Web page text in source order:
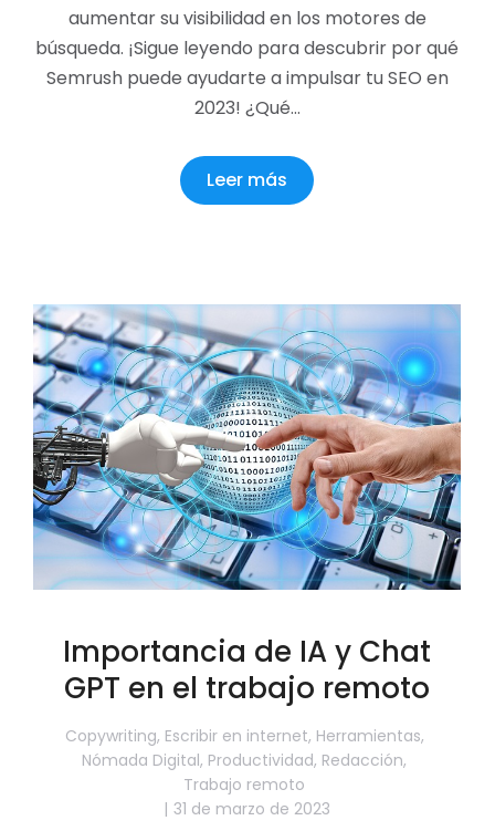
aumentar su visibilidad en los motores de
búsqueda. ¡Sigue leyendo para descubrir por qué
Semrush puede ayudarte a impulsar tu SEO en
2023! ¿Qué…
Leer más
Importancia de IA y Chat
GPT en el trabajo remoto
Copywriting, Escribir en internet, Herramientas,
Nómada Digital, Productividad, Redacción,
Trabajo remoto
31 de marzo de 2023